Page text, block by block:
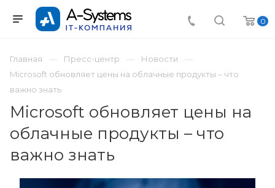
0
Главная Пресс-центр
Новости
Microsoft обновляет цены на облачные продукты – что
важно знать
Microsoft обновляет цены на
облачные продукты – что
важно знать